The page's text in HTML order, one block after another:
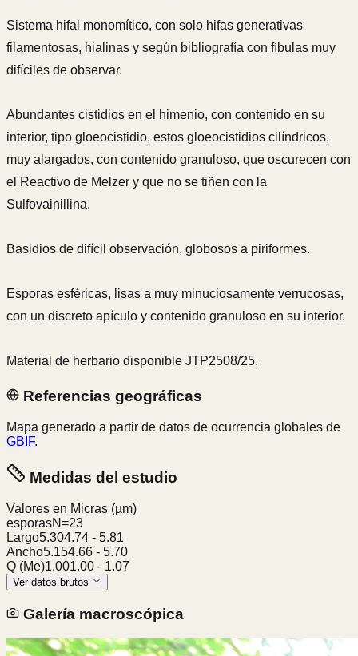
Sistema hifal monomítico, con solo hifas generativas
filamentosas, hialinas y según bibliografía con fíbulas muy
difíciles de observar.
Abundantes cistidios en el himenio, con contenido en su
interior, tipo gloeocistidio, estos gloeocistidios cilíndricos,
muy alargados, con contenido granuloso, que oscurecen con
el Reactivo de Melzer y que no se tiñen con la
Sulfovainillina.
Basidios de difícil observación, globosos a piriformes.
Esporas esféricas, lisas a muy minuciosamente verrucosas,
con un discreto apículo y contenido granuloso en su interior.
Material de herbario disponible JTP2508/25.
Referencias geográficas
Mapa generado a partir de datos de ocurrencia globales de
GBIF.
Medidas del estudio
Valores en Micras (µm)
esporasN=23
Largo5.304.74 - 5.81
Ancho5.154.66 - 5.70
Q (Me)1.001.00 - 1.07
Ver datos brutos
Galería macroscópica